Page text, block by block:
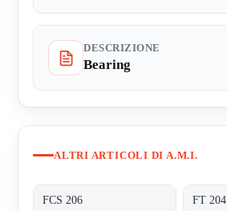
DESCRIZIONE
Bearing
ALTRI ARTICOLI DI A.M.I.
FCS 206 FT 204